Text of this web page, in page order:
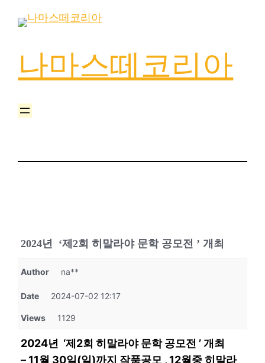
나마스떼코리아
2024년 ‘제2회 히말라야 문학 공모전 ’ 개최
Author na**
Date 2024-07-02 12:17
Views 1129
2024년 ‘제 2회 히말라야 문학 공모전’개최
– 11월 30일 (일)까지 작품공모 , 12월중 히말라